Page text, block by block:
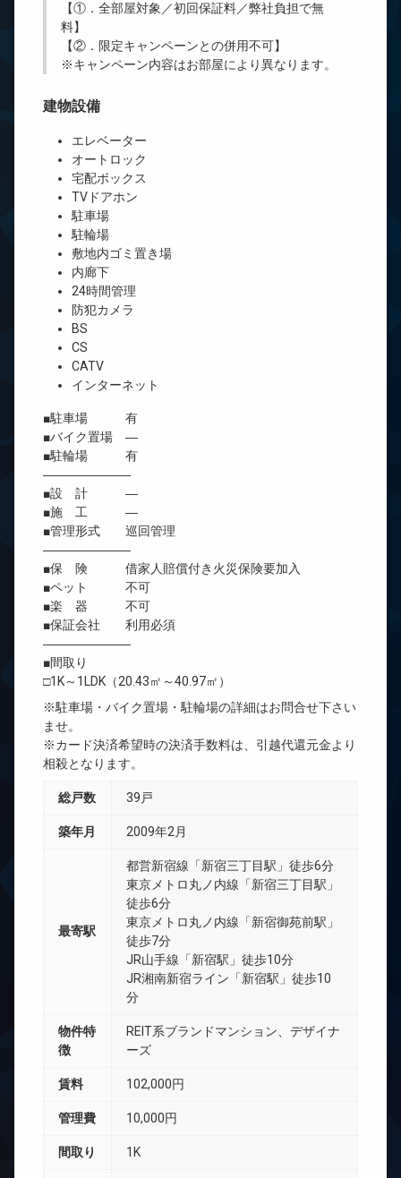
【①．全部屋対象／初回保証料／弊社負担で無
料】
【②．限定キャンペーンとの併用不可】
※キャンペーン内容はお部屋により異なります。
建物設備
エレベーター
オートロック
宅配ボックス
TVドアホン
駐車場
駐輪場
敷地内ゴミ置き場
内廊下
24時間管理
防犯カメラ
BS
CS
CATV
インターネット
■駐車場 有
■バイク置場 ―
■駐輪場 有
―――――――
■設 計 ―
■施 工 ―
■管理形式 巡回管理
―――――――
■保 険 借家人賠償付き火災保険要加入
■ペット 不可
■楽 器 不可
■保証会社 利用必須
―――――――
■間取り
□1K～1LDK（20.43㎡～40.97㎡）
※駐車場・バイク置場・駐輪場の詳細はお問合せ下さい
ませ。
※カード決済希望時の決済手数料は、引越代還元金より
相殺となります。
総戸数 39戸
築年月 2009年2月
最寄駅
都営新宿線「新宿三丁目駅」徒歩6分
東京メトロ丸ノ内線「新宿三丁目駅」
徒歩6分
東京メトロ丸ノ内線「新宿御苑前駅」
徒歩7分
JR山手線「新宿駅」徒歩10分
JR湘南新宿ライン「新宿駅」徒歩10
分
物件特
徴
REIT系ブランドマンション、デザイナ
ーズ
賃料 102,000円
管理費 10,000円
間取り 1K